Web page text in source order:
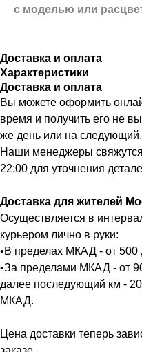
с моделью или
Доставка и оплата
Характеристики
Доставка и оплата
Вы можете оформить
время и получить его не
же день или на следующий.
Наши менеджеры
22:00 для уточнения
Доставка для жителей
Осуществляется в
курьером лично в руки:
•В пределах МКАД - от 500
•За пределами МКАД - от
далее последующий км -
МКАД.
Цена доставки теперь